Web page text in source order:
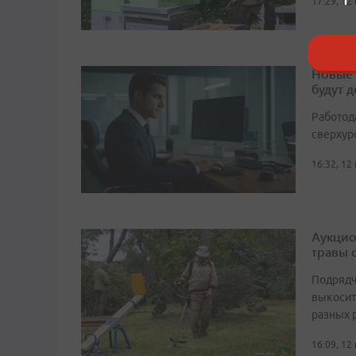
Новые
будут
16:32,
травы
разных
16:09,